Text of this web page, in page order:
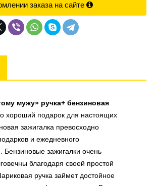
заказа на сайте
мужу» ручка+ бензиновая
хороший подарок для настоящих
зажигалка превосходно
и ежедневного
Бензиновые зажигалки очень
благодаря своей простой
ручка займет достойное